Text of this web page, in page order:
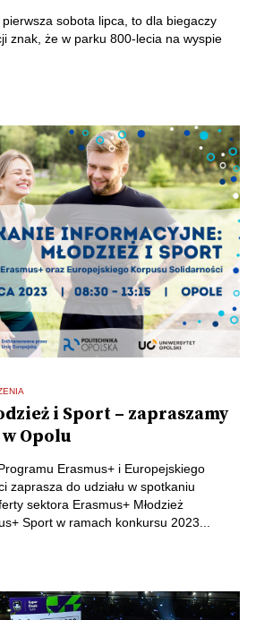
sobota lipca, to dla biegaczy
znak, że w parku 800-lecia na wyspie
i Sport – zapraszamy
Opolu
Erasmus+ i Europejskiego
zaprasza do udziału w spotkaniu
sektora Erasmus+ Młodzież
Sport w ramach konkursu 2023...